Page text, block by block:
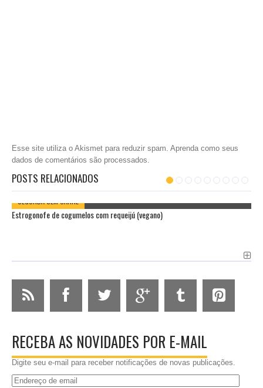
Esse site utiliza o Akismet para reduzir spam. Aprenda como seus
dados de comentários são processados
POSTS RELACIONADOS
SEGUNDA SEM CARNE
Estrogonofe de cogumelos com requeijú (vegano)
RECEBA AS NOVIDADES POR E-MAIL
Digite seu e-mail para receber notificações de novas publicações.
Endereço